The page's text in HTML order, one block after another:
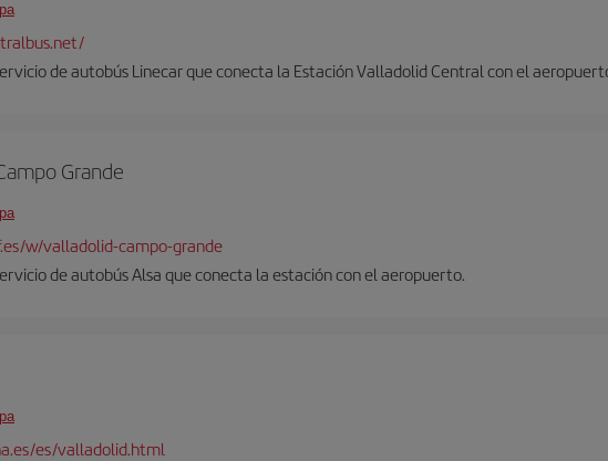
de autobús Linecar que conecta la Estación Valladolid Central con el
Grande
w/valladolid-campo-grande
de autobús Alsa que conecta la estación con el aeropuerto.
es/valladolid.html